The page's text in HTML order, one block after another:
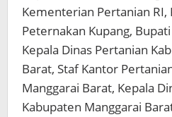
Kementerian Pertanian RI,
Peternakan Kupang,
Kepala Dinas Pertanian
Barat, Staf Kantor
Manggarai Barat, Kepala
Kabupaten Manggarai